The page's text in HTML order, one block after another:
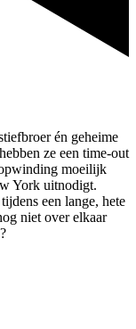
én geheime
ze een time-out
moeilijk
York uitnodigt.
een lange, hete
niet over elkaar